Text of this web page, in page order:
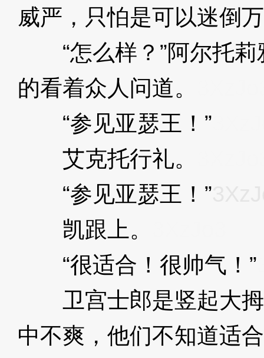
威严，只怕是可以迷倒
“怎么样？”阿尔托莉
的看着众人问道。
“参见亚瑟王！”
艾克托行礼。
“参见亚瑟王！”
凯跟上。
“很适合！很帅气！”
卫宫士郎是竖起大拇
中不爽，他们不知道适